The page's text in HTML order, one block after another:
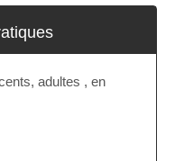
adultes , en